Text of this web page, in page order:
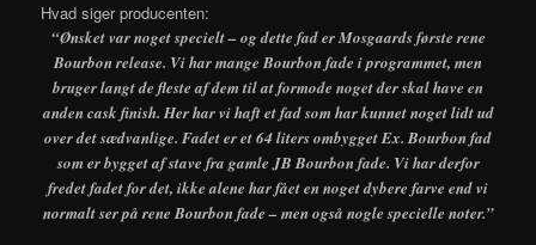
Hvad siger producenten:
“Ønsket var noget specielt – og dette fad er Mosgaards første rene
Bourbon release. Vi har mange Bourbon fade i programmet, men
bruger langt de fleste af dem til at formode noget der skal have en
anden cask finish. Her har vi haft et fad som har kunnet noget lidt ud
over det sædvanlige. Fadet er et 64 liters ombygget Ex. Bourbon fad
som er bygget af stave fra gamle JB Bourbon fade. Vi har derfor
fredet fadet for det, ikke alene har fået en noget dybere farve end vi
normalt ser på rene Bourbon fade – men også nogle specielle noter.”